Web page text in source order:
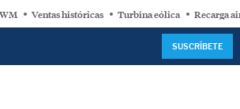
Ventas históricas Turbina eólica Recarga
SUSCRÍBETE